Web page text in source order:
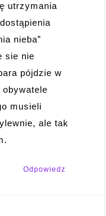
utrzymania
nieba”
sie nie
pójdzie w
musieli
ale tak
Odpowiedz